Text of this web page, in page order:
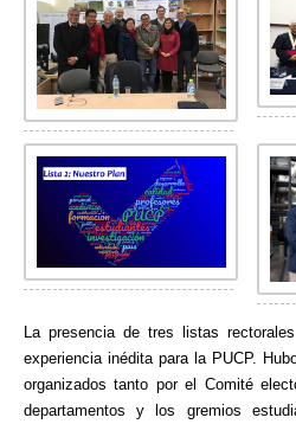
La presencia de tres listas
experiencia inédita para la PUCP.
organizados tanto por el Comité
departamentos y los gremios